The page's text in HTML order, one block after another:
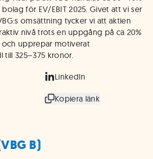
för EV/EBIT 2025. Givet att vi ser
omsättning tycker vi att aktien
nivå trots en uppgång på ca 20%
upprepar motiverat
till 325–375 kronor.
LinkedIn
Kopiera länk
B)